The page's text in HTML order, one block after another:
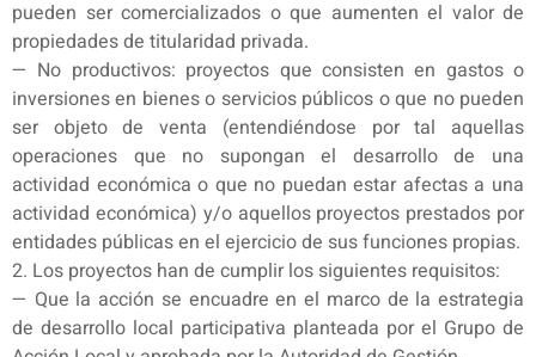
pueden ser comercializados o que aumenten el valor de
propiedades de titularidad privada.
— No productivos: proyectos que consisten en gastos o
inversiones en bienes o servicios públicos o que no pueden
ser objeto de venta (entendiéndose por tal aquellas
operaciones que no supongan el desarrollo de una
actividad económica o que no puedan estar afectas a una
actividad económica) y/o aquellos proyectos prestados por
entidades públicas en el ejercicio de sus funciones propias.
2. Los proyectos han de cumplir los siguientes requisitos:
— Que la acción se encuadre en el marco de la estrategia
de desarrollo local participativa planteada por el Grupo de